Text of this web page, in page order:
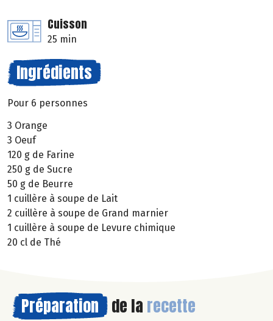
Cuisson
25 min
Ingrédients
Pour 6 personnes
3 Orange
3 Oeuf
120 g de Farine
250 g de Sucre
50 g de Beurre
1 cuillère à soupe de Lait
2 cuillère à soupe de Grand marnier
1 cuillère à soupe de Levure chimique
20 cl de Thé
Préparation de la recette